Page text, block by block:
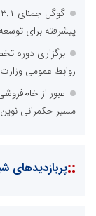
پیشرفته برای
برگزاری دوره
روابط عمومی
مسیر حکمرانی
::پربازدیدهای